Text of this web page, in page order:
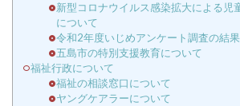
新型コロナウイルス感染拡大による児
について
令和2年度いじめアンケート調査の結
五島市の特別支援教育について
福祉行政について
福祉の相談窓口について
ヤングケアラーについて